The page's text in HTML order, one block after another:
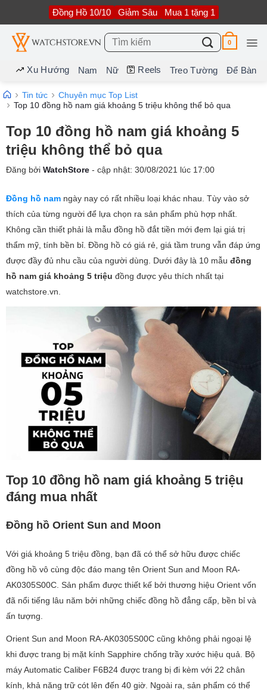
nội
dung
Đồng Hồ 10/10 Giảm Sâu Mua 1 tặng 1
Tìm
kiếm:
0
Xu Hướng Nam Nữ Reels Treo Tường Để Bàn
Tin tức
Chuyên mục Top List
Top 10 đồng hồ nam giá khoảng 5 triệu không thể bỏ qua
Top 10 đồng hồ nam giá khoảng 5
triệu không thể bỏ qua
Đăng bởi WatchStore - cập nhật: 30/08/2021 lúc 17:00
Đồng hồ nam ngày nay có rất nhiều loại khác nhau. Tùy vào sở
thích của từng người để lựa chọn ra sản phẩm phù hợp nhất.
Không cần thiết phải là mẫu đồng hồ đắt tiền mới đem lại giá trị
thẩm mỹ, tính bền bỉ. Đồng hồ có giá rẻ, giá tầm trung vẫn đáp ứng
được đầy đủ nhu cầu của người dùng. Dưới đây là 10 mẫu đồng
hồ nam giá khoảng 5 triệu đồng được yêu thích nhất tại
watchstore.vn.
Top 10 đồng hồ nam giá khoảng 5 triệu
đáng mua nhất
Đồng hồ Orient Sun and Moon
Với giá khoảng 5 triệu đồng, bạn đã có thể sở hữu được chiếc
đồng hồ vô cùng độc đáo mang tên Orient Sun and Moon RA-
AK0305S00C. Sản phẩm được thiết kế bởi thương hiệu Orient vốn
đã nổi tiếng lâu năm bởi những chiếc đồng hồ đẳng cấp, bền bỉ và
ấn tượng.
Orient Sun and Moon RA-AK0305S00C cũng không phải ngoại lệ
khi được trang bị mặt kính Sapphire chống trầy xước hiệu quả. Bộ
máy Automatic Caliber F6B24 được trang bị đi kèm với 22 chân
kính, khả năng trữ cót lên đến 40 giờ. Ngoài ra, sản phẩm có thể